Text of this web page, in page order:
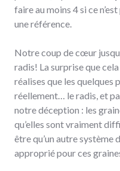
faire au moins 4 si ce
une référence.
Notre coup de cœur
radis! La surprise que
réalises que les quelques
réellement… le radis, et
notre déception : les
qu’elles sont vraiment
être qu’un autre système
approprié pour ces